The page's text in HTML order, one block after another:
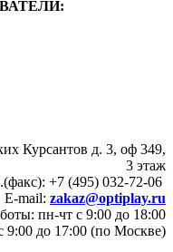
Курсантов д. 3, оф 349,
3 этаж
+7 (495) 032-72-06
E-mail: zakaz@optiplay.ru
пн-чт с 9:00 до 18:00
9:00 до 17:00 (по Москве)